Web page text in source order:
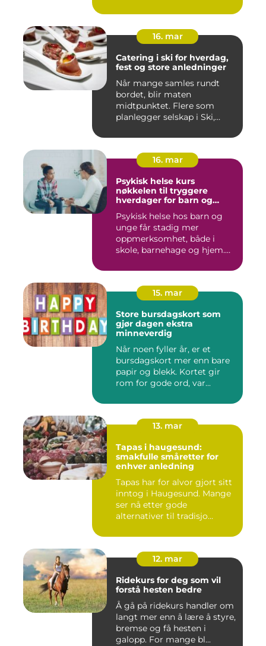
16. mar
Catering i ski for hverdag,
fest og store anledninger
Når mange samles rundt
bordet, blir maten
midtpunktet. Flere som
planlegger selskap i Ski,
16. mar
Psykisk helse kurs
nøkkelen til tryggere
hverdager for barn og
Psykisk helse hos barn og
unge får stadig mer
oppmerksomhet, både i
skole, barnehage og hjem.
15. mar
Store bursdagskort som
gjør dagen ekstra
minneverdig
Når noen fyller år, er et
bursdagskort mer enn bare
papir og blekk. Kortet gir
rom for gode ord, var...
13. mar
Tapas i haugesund:
smakfulle småretter for
enhver anledning
Tapas har for alvor gjort sitt
inntog i Haugesund. Mange
ser nå etter gode
alternativer til tradisjo...
12. mar
Ridekurs for deg som vil
forstå hesten bedre
Å gå på ridekurs handler om
langt mer enn å lære å styre,
bremse og få hesten i
galopp. For mange bl...